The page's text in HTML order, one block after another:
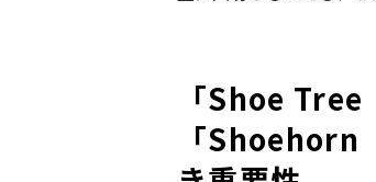
「Shoe
「Shoehorn